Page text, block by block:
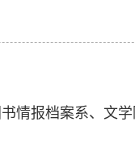
情报档案系、文